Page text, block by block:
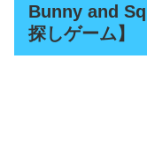
Bunny and
探しゲーム】